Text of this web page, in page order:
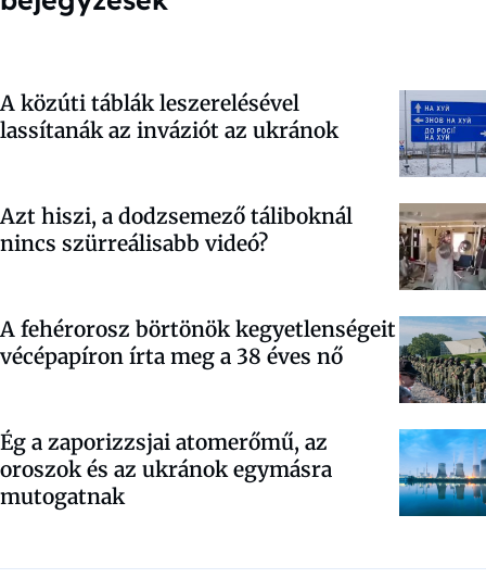
A közúti táblák leszerelésével
lassítanák az inváziót az ukránok
Azt hiszi, a dodzsemező táliboknál
nincs szürreálisabb videó?
A fehérorosz börtönök kegyetlenségeit
vécépapíron írta meg a 38 éves nő
Ég a zaporizzsjai atomerőmű, az
oroszok és az ukránok egymásra
mutogatnak